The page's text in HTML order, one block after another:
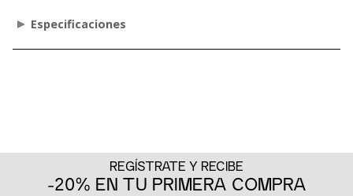
Especificaciones
REGÍSTRATE Y RECIBE
-20% EN TU PRIMERA COMPRA